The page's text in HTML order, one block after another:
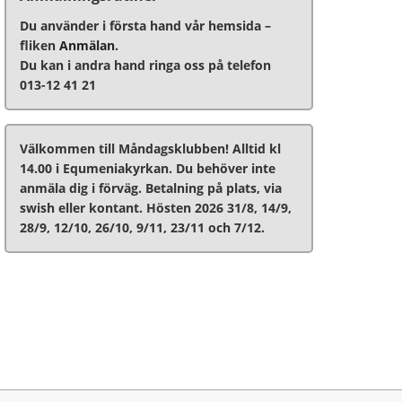
Du använder i första hand vår hemsida –
fliken Anmälan.
Du kan i andra hand ringa oss på telefon
013-12 41 21
Välkommen till Måndagsklubben! Alltid kl
14.00 i Equmeniakyrkan. Du behöver inte
anmäla dig i förväg. Betalning på plats, via
swish eller kontant. Hösten 2026 31/8, 14/9,
28/9, 12/10, 26/10, 9/11, 23/11 och 7/12.